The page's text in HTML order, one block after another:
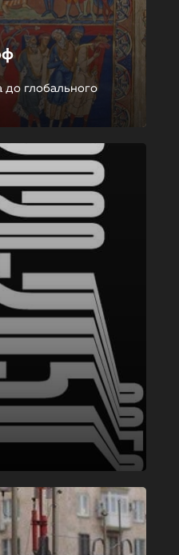
до глобального